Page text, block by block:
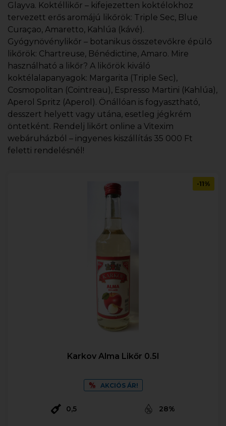
Glayva. Koktéllikőr – kifejezetten koktélokhoz
tervezett erős aromájú likőrök: Triple Sec, Blue
Curaçao, Amaretto, Kahlúa (kávé).
Gyógynövénylikőr – botanikus összetevőkre épülő
likőrök: Chartreuse, Bénédictine, Amaro. Mire
használható a likőr? A likőrök kiváló
koktélalapanyagok: Margarita (Triple Sec),
Cosmopolitan (Cointreau), Espresso Martini (Kahlúa),
Aperol Spritz (Aperol). Önállóan is fogyasztható,
desszert helyett vagy utána, esetleg jégkrém
öntetként. Rendelj likőrt online a Vitexim
webáruházból – ingyenes kiszállítás 35 000 Ft
feletti rendelésnél!
Karkov Alma Likőr 0.5l
AKCIÓS ÁR!
0,5 28%
-11%